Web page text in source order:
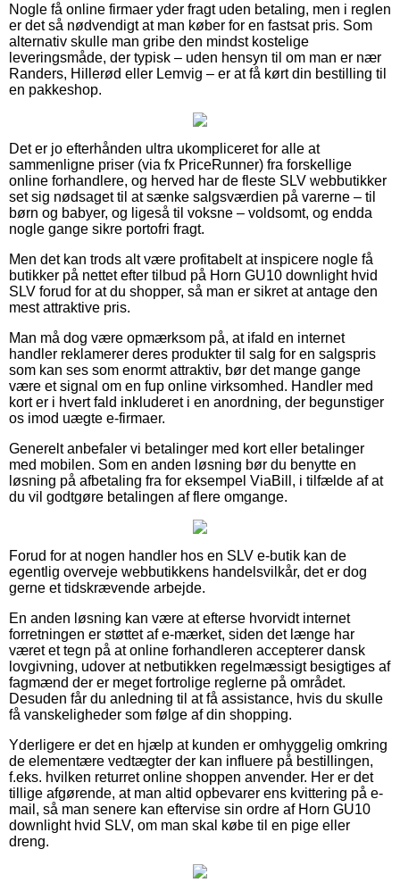
Nogle få online firmaer yder fragt uden betaling, men i reglen
er det så nødvendigt at man køber for en fastsat pris. Som
alternativ skulle man gribe den mindst kostelige
leveringsmåde, der typisk – uden hensyn til om man er nær
Randers, Hillerød eller Lemvig – er at få kørt din bestilling til
en pakkeshop.
Det er jo efterhånden ultra ukompliceret for alle at
sammenligne priser (via fx PriceRunner) fra forskellige
online forhandlere, og herved har de fleste SLV webbutikker
set sig nødsaget til at sænke salgsværdien på varerne – til
børn og babyer, og ligeså til voksne – voldsomt, og endda
nogle gange sikre portofri fragt.
Men det kan trods alt være profitabelt at inspicere nogle få
butikker på nettet efter tilbud på Horn GU10 downlight hvid
SLV forud for at du shopper, så man er sikret at antage den
mest attraktive pris.
Man må dog være opmærksom på, at ifald en internet
handler reklamerer deres produkter til salg for en salgspris
som kan ses som enormt attraktiv, bør det mange gange
være et signal om en fup online virksomhed. Handler med
kort er i hvert fald inkluderet i en anordning, der begunstiger
os imod uægte e-firmaer.
Generelt anbefaler vi betalinger med kort eller betalinger
med mobilen. Som en anden løsning bør du benytte en
løsning på afbetaling fra for eksempel ViaBill, i tilfælde af at
du vil godtgøre betalingen af flere omgange.
Forud for at nogen handler hos en SLV e-butik kan de
egentlig overveje webbutikkens handelsvilkår, det er dog
gerne et tidskrævende arbejde.
En anden løsning kan være at efterse hvorvidt internet
forretningen er støttet af e-mærket, siden det længe har
været et tegn på at online forhandleren accepterer dansk
lovgivning, udover at netbutikken regelmæssigt besigtiges af
fagmænd der er meget fortrolige reglerne på området.
Desuden får du anledning til at få assistance, hvis du skulle
få vanskeligheder som følge af din shopping.
Yderligere er det en hjælp at kunden er omhyggelig omkring
de elementære vedtægter der kan influere på bestillingen,
f.eks. hvilken returret online shoppen anvender. Her er det
tillige afgørende, at man altid opbevarer ens kvittering på e-
mail, så man senere kan eftervise sin ordre af Horn GU10
downlight hvid SLV, om man skal købe til en pige eller
dreng.